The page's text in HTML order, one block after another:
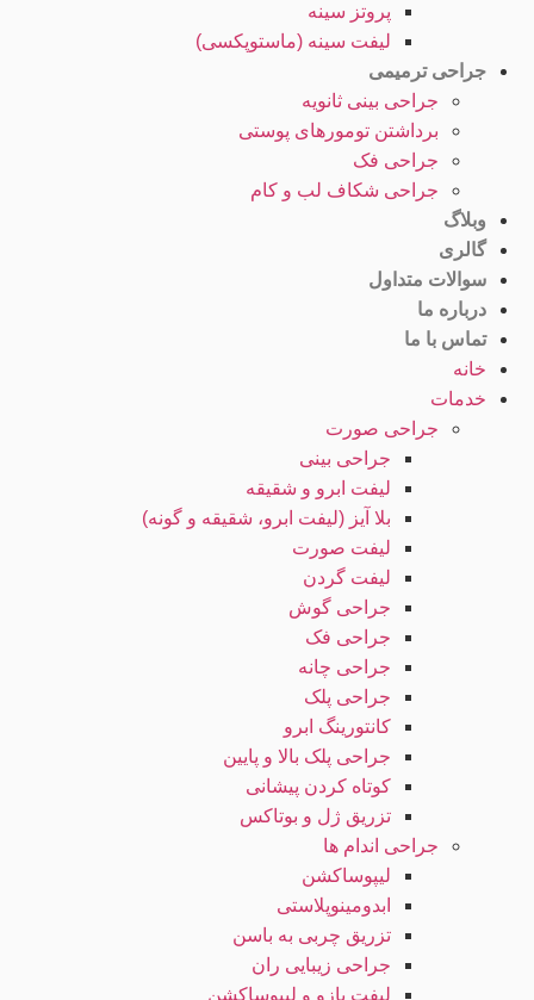
پروتز سینه
لیفت سینه (ماستوپکسی)
جراحی ترمیمی
جراحی بینی ثانویه
برداشتن تومورهای پوستی
جراحی فک
جراحی شکاف لب و کام
وبلاگ
گالری
سوالات متداول
درباره ما
تماس با ما
خانه
خدمات
جراحی صورت
جراحی بینی
لیفت ابرو و شقیقه
بلا آیز (لیفت ابرو، شقیقه و گونه)
لیفت صورت
لیفت گردن
جراحی گوش
جراحی فک
جراحی چانه
جراحی پلک
کانتورینگ ابرو
جراحی پلک بالا و پایین
کوتاه کردن پیشانی
تزریق ژل و بوتاکس
جراحی اندام ها
لیپوساکشن
ابدومینوپلاستی
تزریق چربی به باسن
جراحی زیبایی ران
لیفت بازو و لیپوساکشن